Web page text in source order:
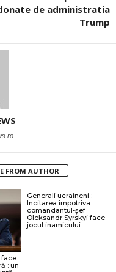
de administratia
Trump
FROM AUTHOR
face
: un
Generali ucraineni :
Incitarea împotriva
comandantul-șef
Oleksandr Syrskyi face
jocul inamicului